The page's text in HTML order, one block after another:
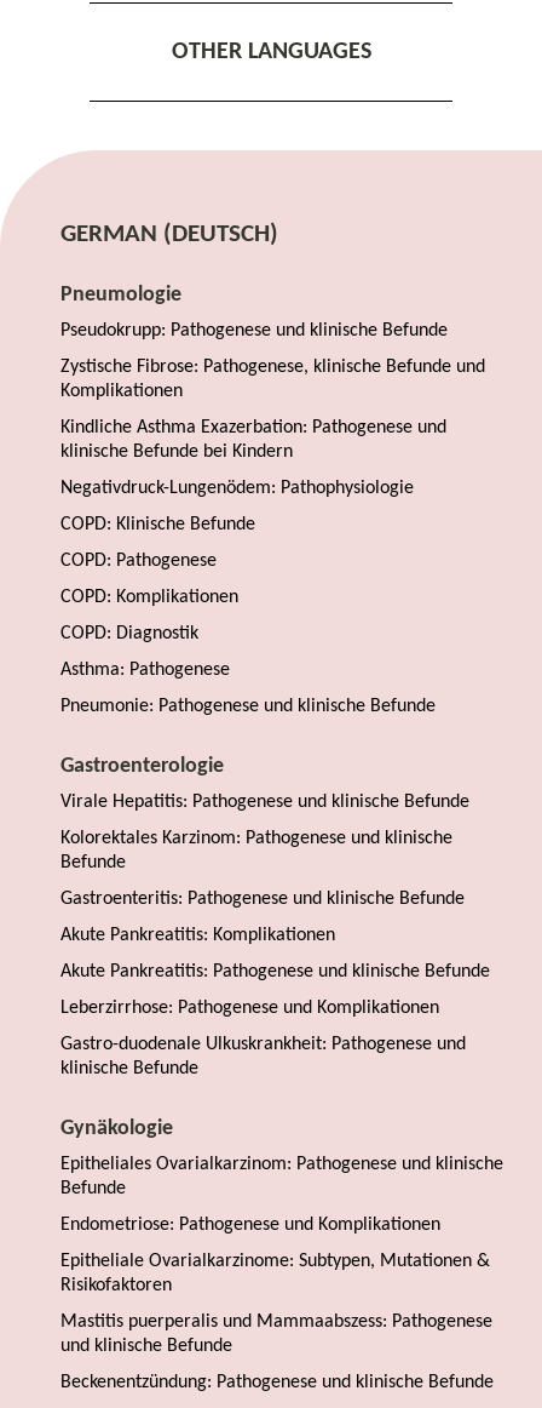
OTHER LANGUAGES
GERMAN (DEUTSCH)
Pneumologie
Pseudokrupp: Pathogenese und klinische Befunde
Zystische Fibrose: Pathogenese, klinische Befunde und
Komplikationen
Kindliche Asthma Exazerbation: Pathogenese und
klinische Befunde bei Kindern
Negativdruck-Lungenödem: Pathophysiologie
COPD: Klinische Befunde
COPD: Pathogenese
COPD: Komplikationen
COPD: Diagnostik
Asthma: Pathogenese
Pneumonie: Pathogenese und klinische Befunde
Gastroenterologie
Virale Hepatitis: Pathogenese und klinische Befunde
Kolorektales Karzinom: Pathogenese und klinische
Befunde
Gastroenteritis: Pathogenese und klinische Befunde
Akute Pankreatitis: Komplikationen
Akute Pankreatitis: Pathogenese und klinische Befunde
Leberzirrhose: Pathogenese und Komplikationen
Gastro-duodenale Ulkuskrankheit: Pathogenese und
klinische Befunde
Gynäkologie
Epitheliales Ovarialkarzinom: Pathogenese und klinische
Befunde
Endometriose: Pathogenese und Komplikationen
Epitheliale Ovarialkarzinome: Subtypen, Mutationen &
Risikofaktoren
Mastitis puerperalis und Mammaabszess: Pathogenese
und klinische Befunde
Beckenentzündung: Pathogenese und klinische Befunde